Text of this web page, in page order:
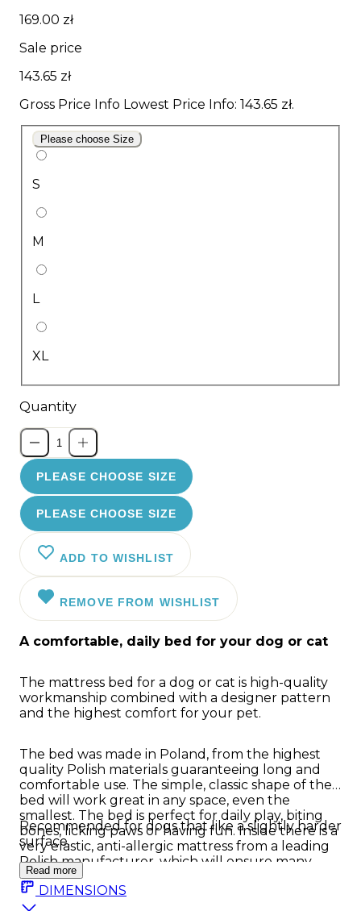
169.00 zł
Sale price
143.65 zł
Gross Price Info Lowest Price Info: 143.65 zł.
Please choose Size
S
M
L
XL
Quantity
PLEASE CHOOSE SIZE
PLEASE CHOOSE SIZE
ADD TO WISHLIST
REMOVE FROM WISHLIST
A comfortable, daily bed for your dog or cat
The mattress bed for a dog or cat is high-quality
workmanship combined with a designer pattern
and the highest comfort for your pet.
The bed was made in Poland, from the highest
quality Polish materials guaranteeing long and
comfortable use. The simple, classic shape of the
bed will work great in any space, even the
smallest. The bed is perfect for daily play, biting
bones, licking paws or having fun. Inside there is a
very elastic, anti-allergic mattress from a leading
Polish manufacturer, which will ensure many
years of use of the bed.
Recommended for dogs that like a slightly harder
surface.
Read more
DIMENSIONS